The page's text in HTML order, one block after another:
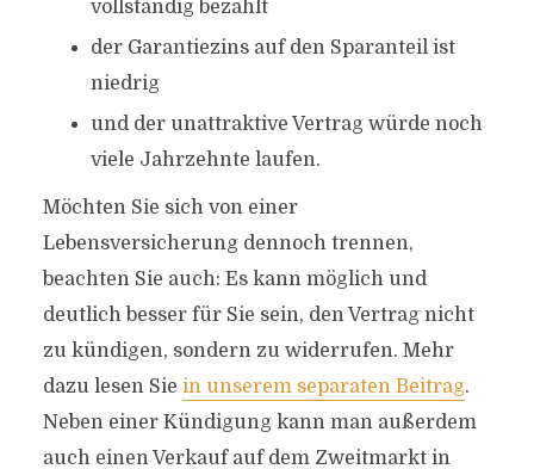
vollständig bezahlt
der Garantiezins auf den Sparanteil ist
niedrig
und der unattraktive Vertrag würde noch
viele Jahrzehnte laufen.
Möchten Sie sich von einer
Lebensversicherung dennoch trennen,
beachten Sie auch: Es kann möglich und
deutlich besser für Sie sein, den Vertrag nicht
zu kündigen, sondern zu widerrufen. Mehr
dazu lesen Sie in unserem separaten Beitrag.
Neben einer Kündigung kann man außerdem
auch einen Verkauf auf dem Zweitmarkt in